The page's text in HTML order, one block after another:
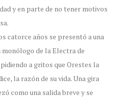
y en parte de no tener motivos
catorce años se presentó a una
de la Electra de
a gritos que Orestes la
la razón de su vida. Una gira
como una salida breve y se